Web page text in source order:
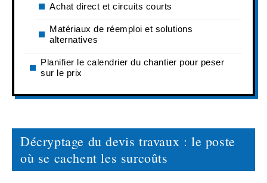
Achat direct et circuits courts
Matériaux de réemploi et solutions
alternatives
Planifier le calendrier du chantier pour peser
sur le prix
Décryptage du devis travaux : le poste
où se cachent les surcoûts